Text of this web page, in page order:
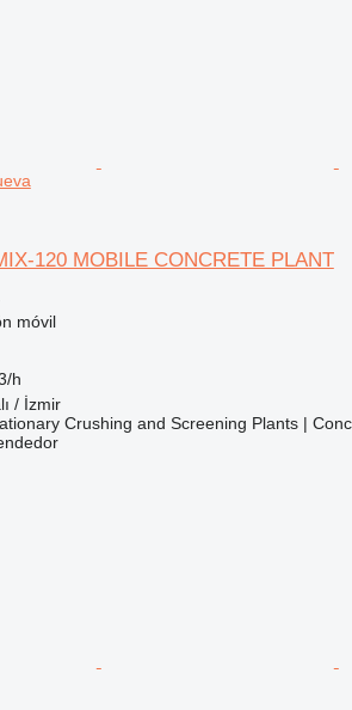
120 MOBILE CONCRETE PLANT
móvil
h
/ İzmir
Crushing and Screening Plants |